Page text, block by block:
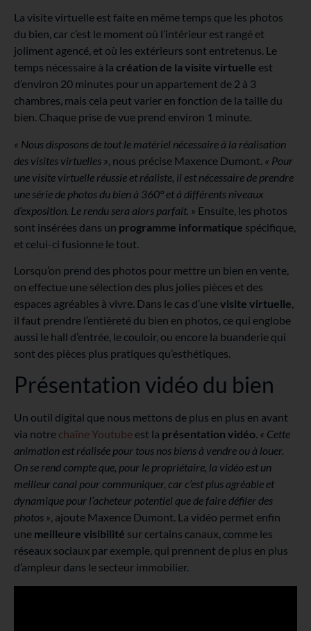
La visite virtuelle est faite en même temps que les photos
du bien, car c’est le moment où l’intérieur est rangé et
joliment agencé, et où les extérieurs sont entretenus. Le
temps nécessaire à la création de la visite virtuelle est
d’environ 20 minutes pour un appartement de 2 à 3
chambres, mais cela peut varier en fonction de la taille du
bien. Chaque prise de vue prend environ 1 minute.
« Nous disposons de tout le matériel nécessaire à la réalisation
des visites virtuelles » , nous précise Maxence Dumont. « Pour
une visite virtuelle réussie et réaliste, il est nécessaire de prendre
une série de photos du bien à 360° et à différents niveaux
d’exposition. Le rendu sera alors parfait. » Ensuite, les photos
sont insérées dans un programme informatique spécifique,
et celui-ci fusionne le tout.
Lorsqu’on prend des photos pour mettre un bien en vente,
on effectue une sélection des plus jolies pièces et des
espaces agréables à vivre. Dans le cas d’unevisite virtuelle,
il faut prendre l’entièreté du bien en photos, ce qui englobe
aussi le hall d’entrée, le couloir, ou encore la buanderie qui
sont des pièces plus pratiques qu’esthétiques.
Présentation vidéo du bien
Un outil digital que nous mettons de plus en plus en avant
via notre chaîne Youtube est la présentation vidéo. « Cette
animation est réalisée pour tous nos biens à vendre ou à louer.
On se rend compte que, pour le propriétaire, la vidéo est un
meilleur canal pour communiquer, car c’est plus agréable et
dynamique pour l’acheteur potentiel que de faire défiler des
photos », ajoute Maxence Dumont. La vidéo permet enfin
une meilleure visibilité sur certains canaux, comme les
réseaux sociaux par exemple, qui prennent de plus en plus
d’ampleur dans le secteur immobilier.